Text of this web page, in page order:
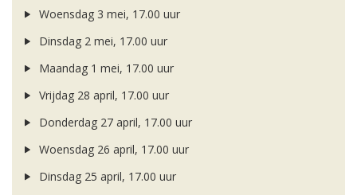
Woensdag 3 mei, 17.00 uur
Dinsdag 2 mei, 17.00 uur
Maandag 1 mei, 17.00 uur
Vrijdag 28 april, 17.00 uur
Donderdag 27 april, 17.00 uur
Woensdag 26 april, 17.00 uur
Dinsdag 25 april, 17.00 uur